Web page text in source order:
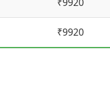
₹9920